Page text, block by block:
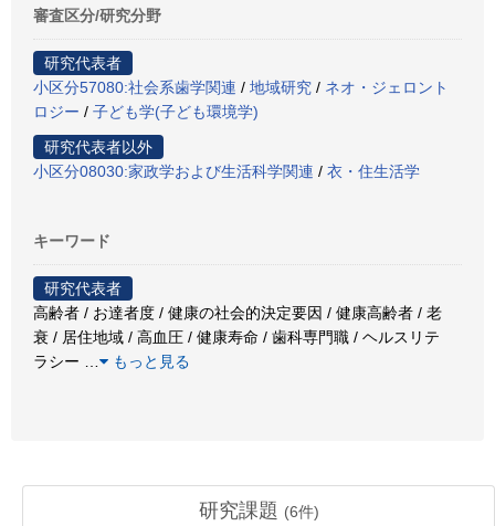
審査区分/研究分野
研究代表者
小区分57080:社会系歯学関連 / 地域研究 / ネオ・ジェロント
ロジー / 子ども学(子ども環境学)
研究代表者以外
小区分08030:家政学および生活科学関連 / 衣・住生活学
キーワード
研究代表者
高齢者 / お達者度 / 健康の社会的決定要因 / 健康高齢者 / 老
衰 / 居住地域 / 高血圧 / 健康寿命 / 歯科専門職 / ヘルスリテ
ラシー
もっと見る
研究課題 (6件)